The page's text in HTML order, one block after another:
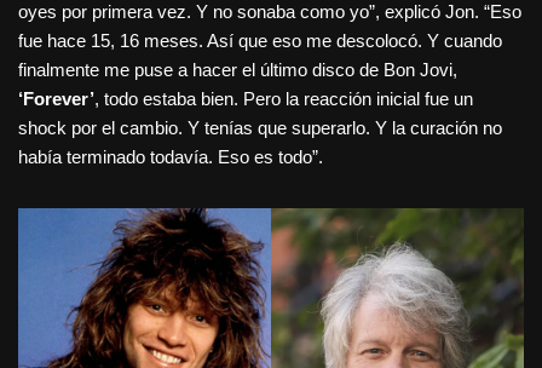
oyes por primera vez. Y no sonaba como yo”, explicó Jon. “Eso
fue hace 15, 16 meses. Así que eso me descolocó. Y cuando
finalmente me puse a hacer el último disco de Bon Jovi,
‘Forever’, todo estaba bien. Pero la reacción inicial fue un
shock por el cambio. Y tenías que superarlo. Y la curación no
había terminado todavía. Eso es todo”.